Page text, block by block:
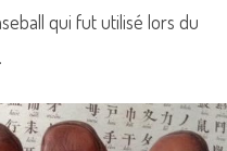
qui fut utilisé lors du